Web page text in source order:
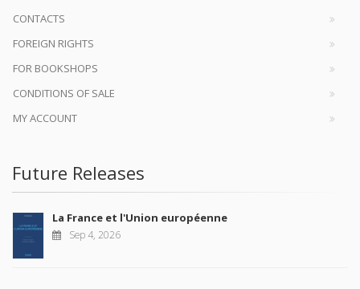
CONTACTS
FOREIGN RIGHTS
FOR BOOKSHOPS
CONDITIONS OF SALE
MY ACCOUNT
Future Releases
La France et l'Union européenne
Sep 4, 2026